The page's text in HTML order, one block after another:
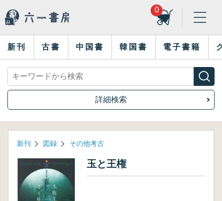
0
新刊 古書 中国書 韓国書 電子書籍
詳細検索
新刊 図録 その他考古
玉と王権